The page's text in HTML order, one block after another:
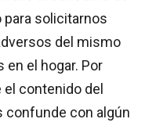
solicitarnos
del mismo
el hogar. Por
el contenido del
confunde con algún